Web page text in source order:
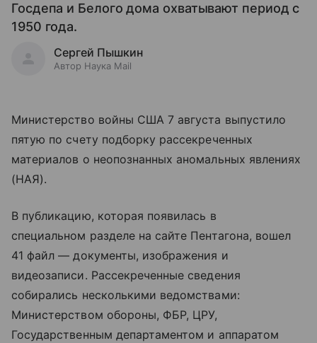
Госдепа и Белого дома охватывают период с
1950 года.
Сергей Пышкин
Автор Наука Mail
Министерство войны США 7 августа выпустило
пятую по счету подборку рассекреченных
материалов о неопознанных аномальных явлениях
(НАЯ).
В публикацию, которая появилась в
специальном разделе на сайте Пентагона, вошел
41 файл — документы, изображения и
видеозаписи. Рассекреченные сведения
собирались несколькими ведомствами:
Министерством обороны, ФБР, ЦРУ,
Государственным департаментом и аппаратом